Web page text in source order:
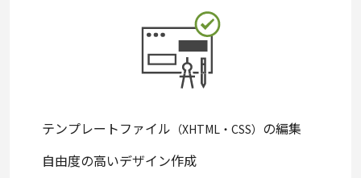
テンプレートファイル （XHTML・CSS） の編集
自由度の高いデザイン作成